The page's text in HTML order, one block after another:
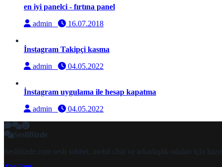
en iyi panelci - fırtına panel
admin
16.07.2018
İnstagram Takipçi kasma
admin
04.05.2022
İnstagram uygulama ile hesap kapatma
admin
04.05.2022
SesliBizde
Seslibizde.com sesli sohbet, mobil chat ve arkadaşlık odaları için